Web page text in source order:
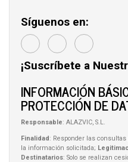
Síguenos en:
¡Suscríbete a
INFORMACIÓN
PROTECCIÓN DE
Responsable: ALAZVIC, S.L.
Finalidad: Responder las
la información solicitada;
Destinatarios: Solo se realizan